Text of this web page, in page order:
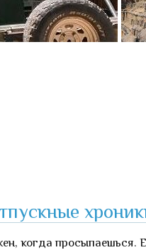
когда просыпаешься.